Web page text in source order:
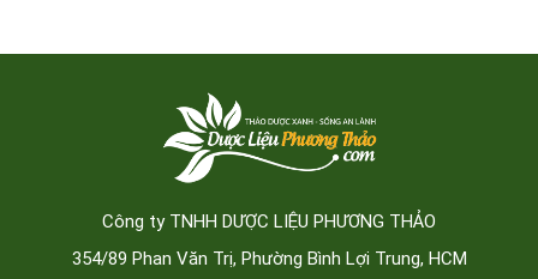
Công ty TNHH DƯỢC LIỆU PHƯƠNG THẢO
354/89 Phan Văn Trị, Phường Bình Lợi Trung, HCM